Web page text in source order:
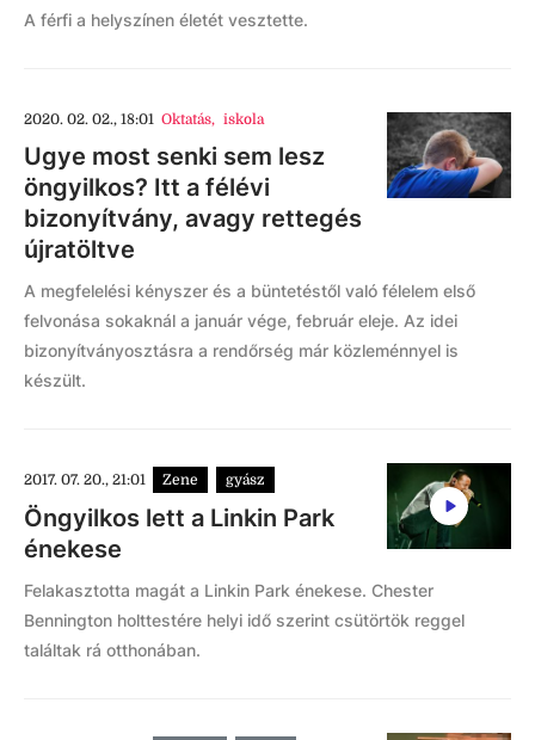
A férfi a helyszínen életét vesztette.
2020. 02. 02., 18:01 Oktatás, iskola
Ugye most senki sem lesz
öngyilkos? Itt a félévi
bizonyítvány, avagy rettegés
újratöltve
A megfelelési kényszer és a büntetéstől való félelem első
felvonása sokaknál a január vége, február eleje. Az idei
bizonyítványosztásra a rendőrség már közleménnyel is
készült.
2017. 07. 20., 21:01 Zene gyász
Öngyilkos lett a Linkin Park
énekese
Felakasztotta magát a Linkin Park énekese. Chester
Bennington holttestére helyi idő szerint csütörtök reggel
találtak rá otthonában.